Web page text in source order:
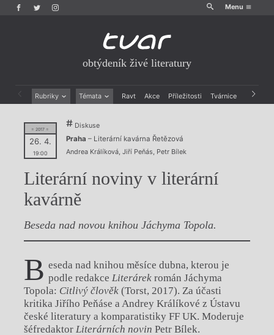
Menu
obtýdeník živé literatury
Rubriky Témata Ravt Akce Příležitosti Tvárnice Archiv
Drobná publicistika
Esejistika
Recenze a reflexe
Rozhovory
Právě vychází
Mauzoleum
Divadlo
Dokument
Výroční ceny
= 2017 =
26. 4.
19:00
Diskuse
Praha – Literární kavárna Řetězová
Andrea Králíková, Jiří Peňás, Petr Bílek
Literární noviny v literární
kavárně
Beseda nad novou knihou Jáchyma Topola.
B eseda nad knihou měsíce dubna, kterou je
podle redakce Literárek román Jáchyma
Topola: Citlivý člověk(Torst, 2017). Za účasti
kritika Jiřího Peňáse a Andrey Králíkové z Ústavu
české literatury a komparatistiky FF UK. Moderuje
šéfredaktor Literárních novin Petr Bílek.